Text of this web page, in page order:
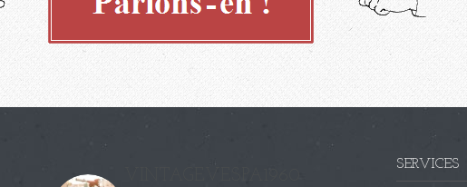
SERVICES